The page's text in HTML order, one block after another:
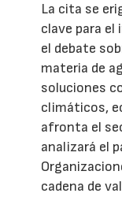
La cita se
clave para
el debate
materia de
soluciones
climáticos,
afronta el
analizará el
cadena de